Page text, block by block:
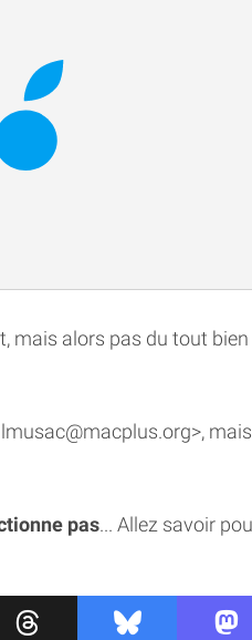
mais alors pas du tout
pas... Allez savoir